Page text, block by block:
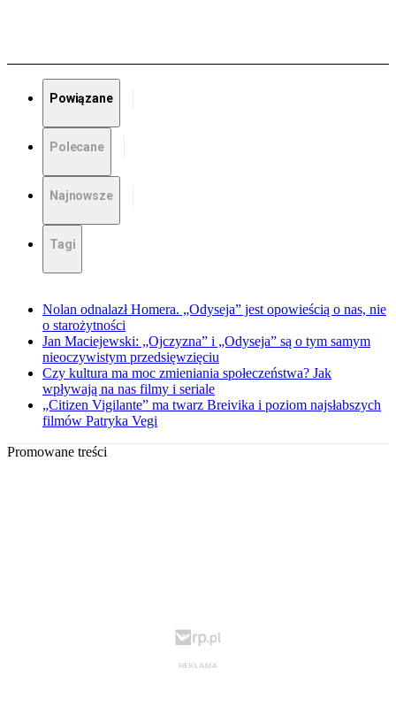
Powiązane
Polecane
Najnowsze
Tagi
Nolan odnalazł Homera. „Odyseja” jest opowieścią o nas, nie
o starożytności
Jan Maciejewski: „Ojczyzna” i „Odyseja” są o tym samym
nieoczywistym przedsięwzięciu
Czy kultura ma moc zmieniania społeczeństwa? Jak
wpływają na nas filmy i seriale
„Citizen Vigilante” ma twarz Breivika i poziom najsłabszych
filmów Patryka Vegi
Promowane treści